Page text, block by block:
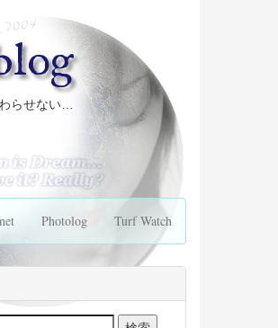
らせない…
Photolog Turf Watch